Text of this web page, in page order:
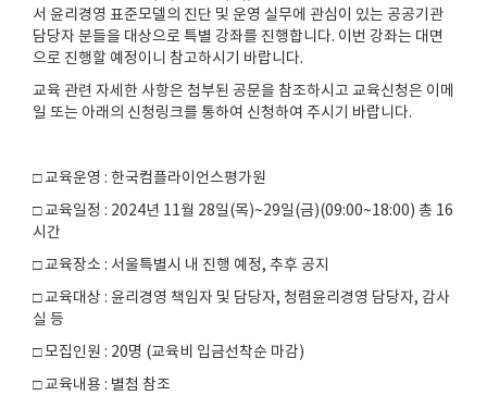
서 윤리경영 표준모델의 진단 및 운영 실무에 관심이 있는 공공기관
담당자 분들을 대상으로 특별 강좌를 진행합니다. 이번 강좌는 대면
으로 진행할 예정이니 참고하시기 바랍니다.
교육 관련 자세한 사항은 첨부된 공문을 참조하시고 교육신청은 이메
일 또는 아래의 신청링크를 통하여 신청하여 주시기 바랍니다.
□ 교육운영 : 한국컴플라이언스평가원
□ 교육일정 : 2024년 11월 28일(목)~29일(금)(09:00~18:00) 총 16
시간
□ 교육장소 : 서울특별시 내 진행 예정, 추후 공지
□ 교육대상 : 윤리경영 책임자 및 담당자, 청렴윤리경영 담당자, 감사
실 등
□ 모집인원 : 20명 (교육비 입금선착순 마감)
□ 교육내용 : 별첨 참조